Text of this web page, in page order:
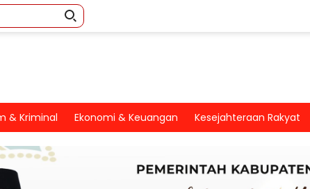
& Kriminal Ekonomi & Keuangan Kesejahteraan Rakyat